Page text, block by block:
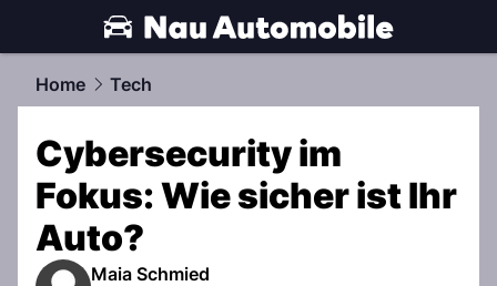
automobile.NAU.ch
Home Tech
Cybersecurity im
Fokus: Wie sicher ist Ihr
Auto?
Maia Schmied